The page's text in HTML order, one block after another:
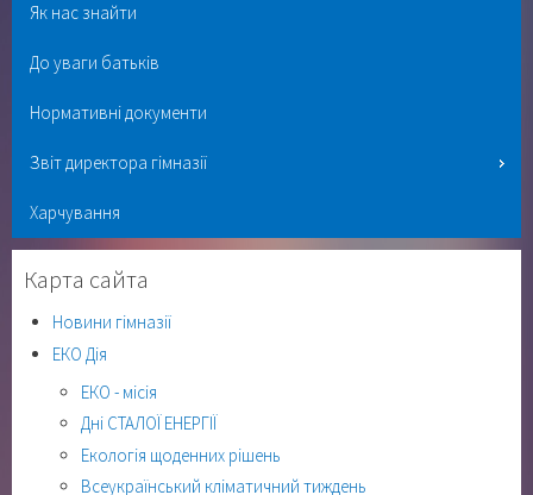
Як нас знайти
До уваги батьків
Нормативні документи
Звіт директора гімназії
Харчування
Карта сайта
Новини гімназії
ЕКО Дія
ЕКО - місія
Дні СТАЛОЇ ЕНЕРГІЇ
Екологія щоденних рішень
Всеукраїнський кліматичний тиждень